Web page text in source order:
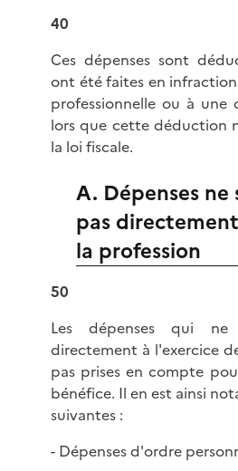
40
Ces dépenses sont
ont été faites en
professionnelle ou à une
lors que cette déduction
la loi fiscale.
A. Dépenses
pas
la profession
50
Les dépenses qui
directement à l'exercice
pas prises en compte
bénéfice. Il en est ainsi
suivantes :
- Dépenses d'ordre